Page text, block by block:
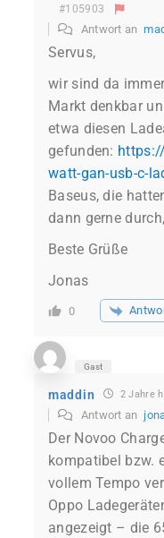
#105903
Antwort an
Servus,
wir sind da
Markt denkbar
etwa diesen
gefunden:
watt-gan-usb-c-
Baseus, die
dann gerne
Beste Grüße
Jonas
0
Gast
maddin 2 Jahre
Antwort an
Der Novoo
kompatibel bzw.
vollem Tempo
Oppo
angezeigt – die